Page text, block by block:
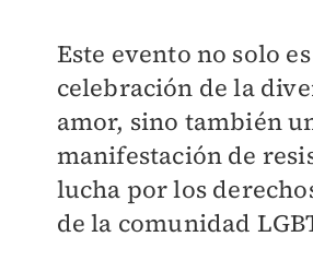
Este evento no solo
celebración de la
amor, sino también
manifestación de
lucha por los
de la comunidad